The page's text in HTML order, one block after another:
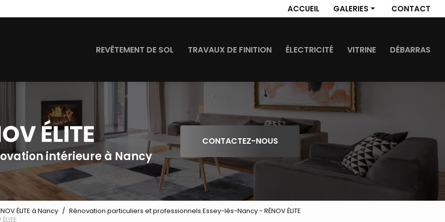
ACCUEIL
GALERIES
Travaux de finition
Débarras
CONTACT
REVÊTEMENT DE SOL TRAVAUX DE FINITION ÉLECTRICITÉ VITRINE DÉBARRAS
intérieure à Nancy
CONTACTEZ-NOUS
ÉLITE à Nancy
Rénovation particuliers et professionnels Essey-lès-Nancy - RÉNOV ÉLITE